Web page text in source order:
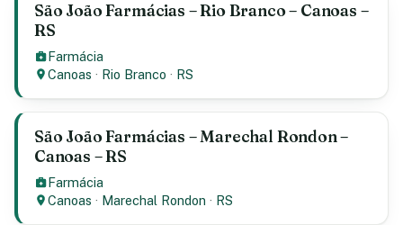
São João Farmácias – Rio Branco – Canoas –
RS
Farmácia
Canoas · Rio Branco · RS
São João Farmácias – Marechal Rondon –
Canoas – RS
Farmácia
Canoas · Marechal Rondon · RS